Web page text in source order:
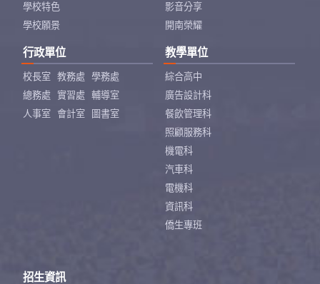
學校特色
學校願景
影音分享
開南榮耀
行政單位
校長室 教務處
學務處
總務處
實習處
輔導室
人事室
會計室 圖書室
教學單位
綜合高中
廣告設計科
餐飲管理科
照顧服務科
機電科
汽車科
電機科
資訊科
僑生專班
招生資訊